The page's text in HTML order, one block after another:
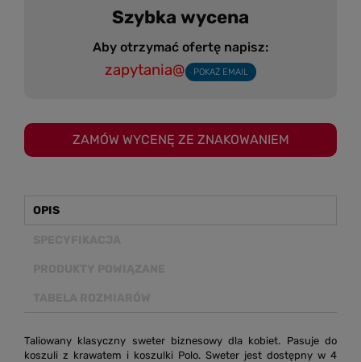
Szybka wycena
Aby otrzymać ofertę napisz:
zapytania@ POKAŻ EMAIL
ZAMÓW WYCENĘ ZE ZNAKOWANIEM
OPIS
Taliowany klasyczny sweter biznesowy dla kobiet. Pasuje do
koszuli z krawatem i koszulki Polo. Sweter jest dostępny w 4